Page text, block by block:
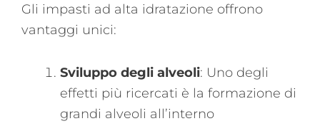
Gli impasti ad alta idratazione offrono
vantaggi unici:
Sviluppo degli alveoli: Uno degli
effetti più ricercati è la formazione di
grandi alveoli all’interno